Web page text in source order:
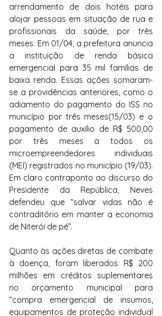
arrendamento de dois hotéis para
alojar pessoas em situação de rua e
profissionais da saúde, por três
meses. Em 01/04, a prefeitura anuncia
a instituição de renda básica
emergencial para 35 mil famílias de
baixa renda. Essas ações somaram-
se a providências anteriores, como o
adiamento do pagamento do ISS no
município por três meses(15/03) e o
pagamento de auxílio de R$ 500,00
por três meses a todos os
microempreendedores individuais
(MEI) registrados no município (19/03).
Em claro contraponto ao discurso do
Presidente da República, Neves
defendeu que “salvar vidas não é
contraditório em manter a economia
de Niterói de pé”.
Quanto às ações diretas de combate
à doença, foram liberados R$ 200
milhões em créditos suplementares
no orçamento municipal para
“compra emergencial de insumos,
equipamentos de proteção individual